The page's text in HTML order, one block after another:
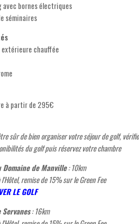
avec bornes électriques
séminaires
chauffée
à partir de 295€
sûr de bien organiser votre séjour de golf,
du golf puis réservez votre chambre
Domaine de Manville: 10km
l'Hôtel, remise de 15% sur le Green Fee
LE GOLF
: 16km